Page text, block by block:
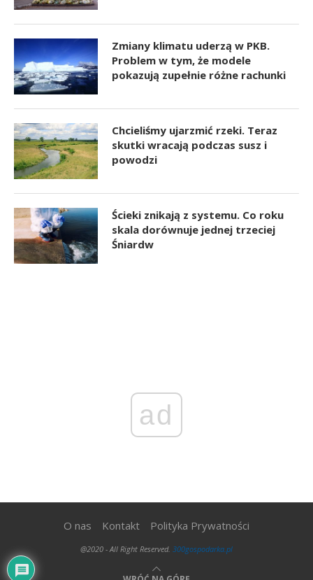
Zmiany klimatu uderzą w PKB.
Problem w tym, że modele
pokazują zupełnie różne rachunki
Chcieliśmy ujarzmić rzeki. Teraz
skutki wracają podczas susz i
powodzi
Ścieki znikają z systemu. Co roku
skala dorównuje jednej trzeciej
Śniardw
ad
O nas Kontakt Polityka Prywatności
@2020 - All Right Reserved. 300gospodarka.pl